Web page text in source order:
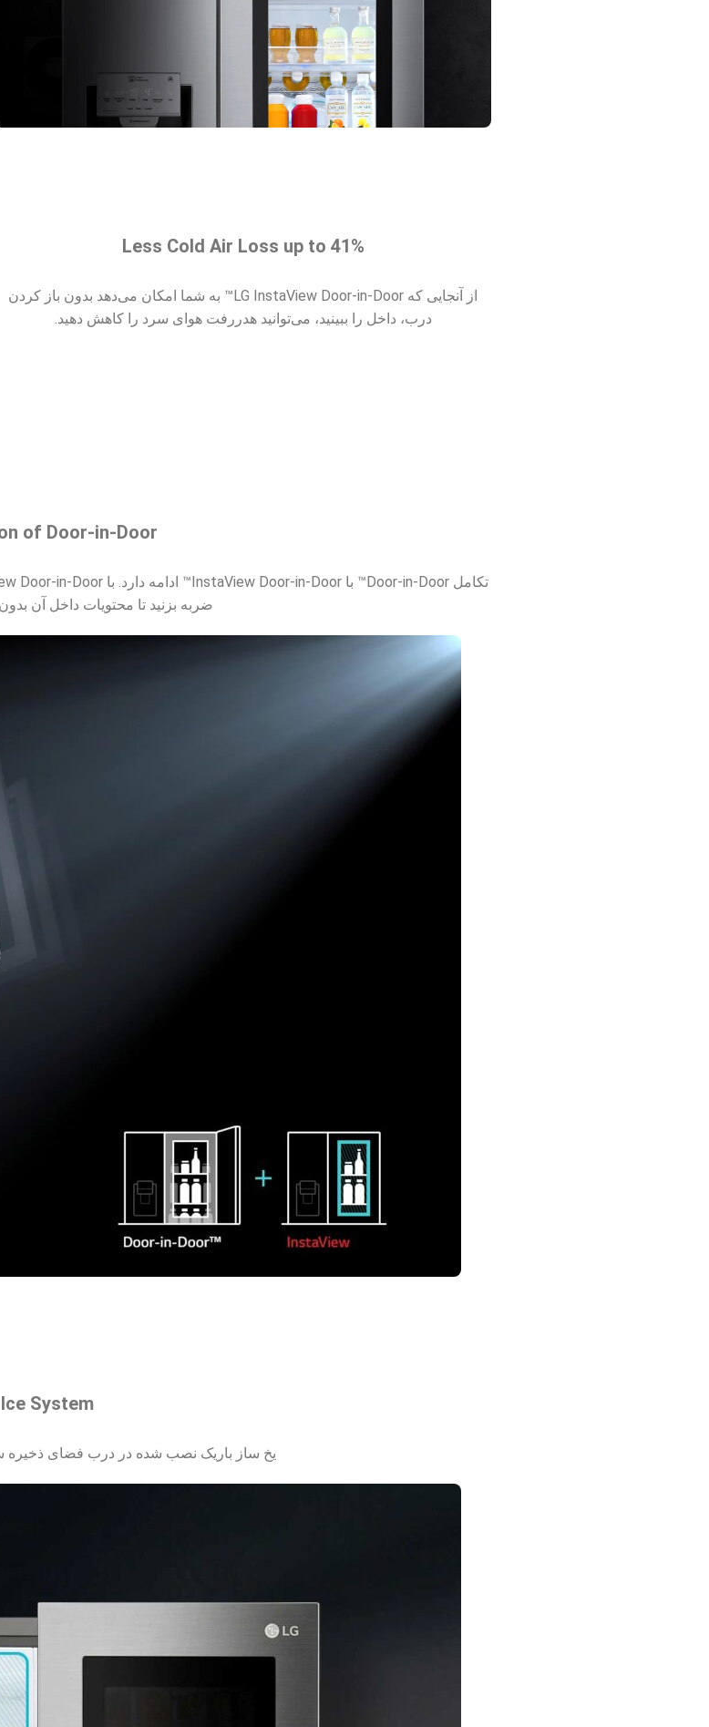
Less Cold Air Loss up to 41%
از آنجایی که LG InstaView Door-in-Door™ به شما امکان می‌دهد بدون باز کردن
درب، داخل را ببینید، می‌توانید هدررفت هوای سرد را کاهش دهید.
of Door-in-Door™
ضربه بزنید تا محتویات داخل آن
System
یخ ساز باریک نصب شده در درب فضای ذخیره